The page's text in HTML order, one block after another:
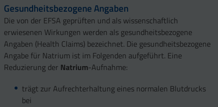
Gesundheitsbezogene Angaben
Die von der EFSA geprüften und als wissenschaftlich
erwiesenen Wirkungen werden als gesundheitsbezogene
Angaben (Health Claims) bezeichnet. Die gesundheitsbezogene
Angabe für Natrium ist im Folgenden aufgeführt. Eine
Reduzierung der Natrium-Aufnahme:
trägt zur Aufrechterhaltung eines normalen Blutdrucks
bei